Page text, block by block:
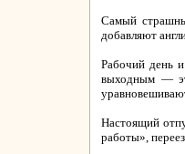
Самый
добавляют
Рабочий день
выходным —
Настоящий
работы»,